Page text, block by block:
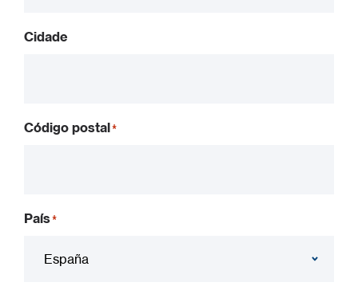
Cidade
Código postal
País